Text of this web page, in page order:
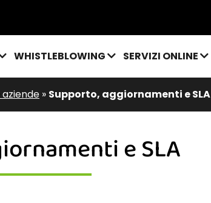
WHISTLEBLOWING SERVIZI ONLINE
» Supporto, aggiornamenti e SLA
e SLA